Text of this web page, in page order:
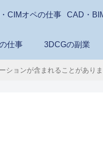
CIMオペの仕事
仕事 3DCGの副業
ションが含まれることがあり